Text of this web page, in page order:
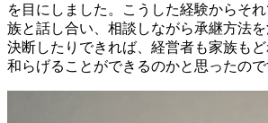
を目にしました。こうした経験からそ
族と話し合い、相談しながら承継方法
決断したりできれば、経営者も家族も
和らげることができるのかと思ったので